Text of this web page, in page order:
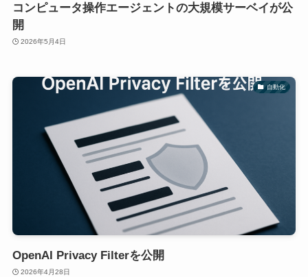
コンピュータ操作エージェントの大規模サーベイが公
開
2026年5月4日
自動化
OpenAI Privacy Filterを公開
2026年4月28日